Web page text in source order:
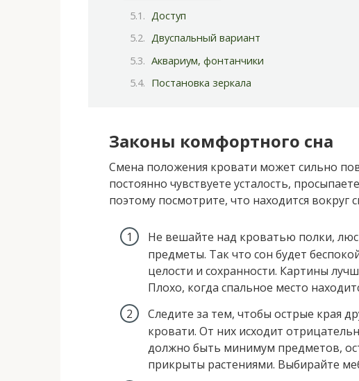
Доступ
Двуспальный вариант
Аквариум, фонтанчики
Постановка зеркала
Законы комфортного сна
Смена положения кровати может сильно
постоянно чувствуете усталость,
поэтому посмотрите, что находится вокруг
Не вешайте над кроватью полки,
предметы. Так что сон будет
целости и сохранности. Картины
Плохо, когда спальное место
Следите за тем, чтобы острые края
кровати. От них исходит
должно быть минимум предметов,
прикрыты растениями. Выбирайте